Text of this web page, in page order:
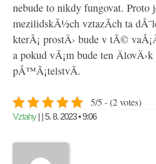
nebude to nikdy fungovat. Proto
mezilidskÃ½ch vztazÃ­ch ta
kterÃ¡ prostÄ› bude v tÃ©
a pokud vÃ¡m bude ten
pÅ™Ã¡telstvÃ­.
5/5 - (2 votes)
Vztahy| | 5. 8. 2023 • 9:06